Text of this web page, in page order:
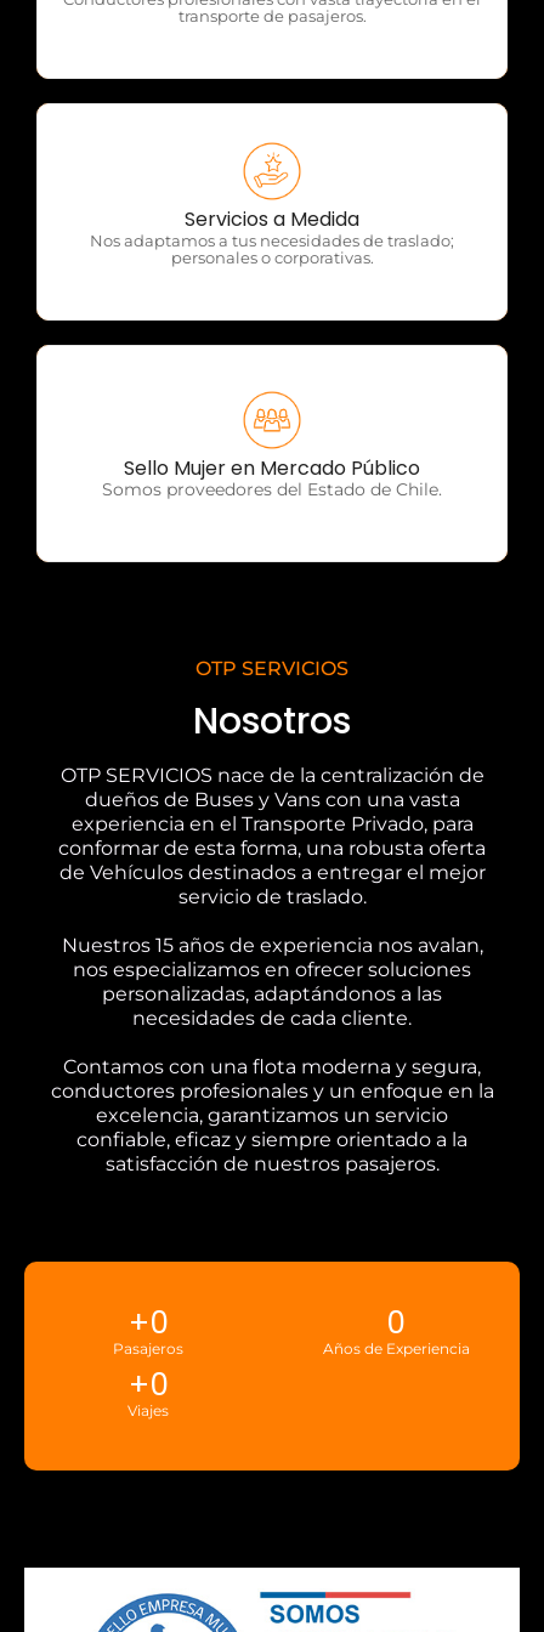
transporte de pasajeros.
Servicios a Medida
Nos adaptamos a tus necesidades de traslado;
personales o corporativas.
OTP Servicios
Sello Mujer en Mercado Público
Somos proveedores del Estado de Chile.
OTP Servicios
OTP SERVICIOS
Nosotros
OTP SERVICIOS nace de la centralización de
dueños de Buses y Vans con una vasta
experiencia en el Transporte Privado, para
conformar de esta forma, una robusta oferta
de Vehículos destinados a entregar el mejor
servicio de traslado.
Nuestros 15 años de experiencia nos avalan,
nos especializamos en ofrecer soluciones
personalizadas, adaptándonos a las
necesidades de cada cliente.
Contamos con una flota moderna y segura,
conductores profesionales y un enfoque en la
excelencia, garantizamos un servicio
confiable, eficaz y siempre orientado a la
satisfacción de nuestros pasajeros.
Pasajeros
+0
Años de Experiencia
0
Viajes
+0